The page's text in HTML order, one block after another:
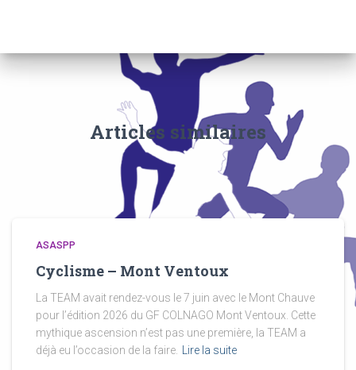
Articles similaires
ASASPP
Cyclisme – Mont Ventoux
La TEAM avait rendez-vous le 7 juin avec le Mont Chauve
pour l’édition 2026 du GF COLNAGO Mont Ventoux. Cette
mythique ascension n’est pas une première, la TEAM a
déjà eu l’occasion de la faire.
Lire la suite